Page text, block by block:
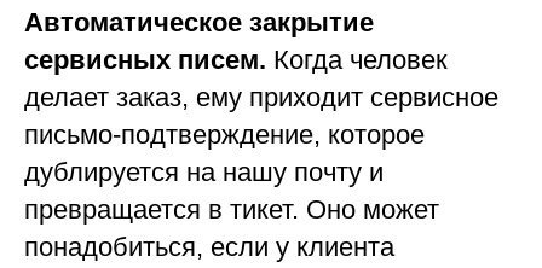
Автоматическое закрытие
сервисных писем. Когда человек
делает заказ, ему приходит сервисное
письмо-подтверждение, которое
дублируется на нашу почту и
превращается в тикет. Оно может
понадобиться, если у клиента